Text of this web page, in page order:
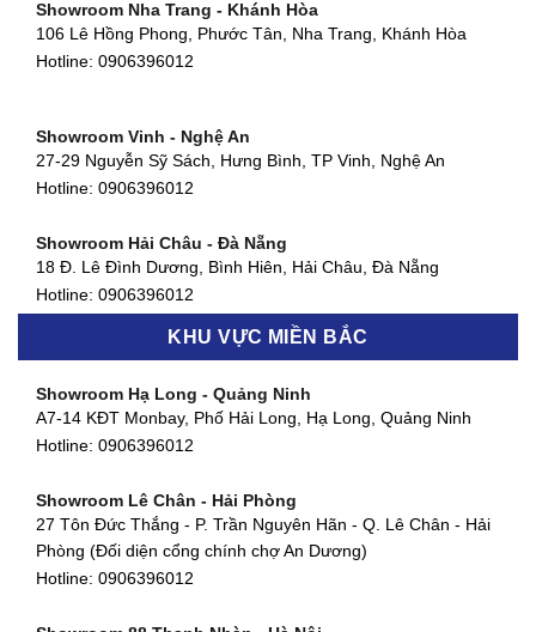
Showroom Quận 11 - TP. HCM
Showroom Quận 4 - TP. HCM
127 Khánh Hội, Phường 3, Quận 4,TP. HCM
Showroom Quận 7 - TP. HCM
877 Huỳnh Tấn Phát, Phú Thuận, Quận 7, TP HCM
Hotline:0906396012
580 Phan Văn Trị, Phường 7, Quận 5, TP HCM
Hotline:0906396012
90 Đ. Cộng Hòa, Phường 4, Tân Bình, TP HCM
Hotline:0906396012
Showroom Nha Trang - Khánh Hòa
106 Lê Hồng Phong, Phước Tân, Nha Trang, Khánh Hòa
Hotline: 0906396012
Showroom Vinh - Nghệ An
27-29 Nguyễn Sỹ Sách, Hưng Bình, TP Vinh, Nghệ An
Hotline: 0906396012
Showroom Hải Châu - Đà Nẵng
18 Đ. Lê Đình Dương, Bình Hiên, Hải Châu, Đà Nẵng
Hotline: 0906396012
Showroom Thanh Khê - Đà Nẵng
Hotline:0906396012
Showroom Cẩm Lệ - Đà Nẵng
Hotline:0906396012
Showroom Huế
54 Hùng Vương, Phú Hội, Thành phố Huế, Thừa Thiên Huế
KHU VỰC MIỀN BẮC
Showroom Hạ Long - Quảng Ninh
A7-14 KĐT Monbay, Phố Hải Long, Hạ Long, Quảng Ninh
Hotline: 0906396012
Showroom Lê Chân - Hải Phòng
27 Tôn Đức Thắng - P. Trần Nguyên Hãn - Q. Lê Chân - Hải
Phòng (Đối diện cổng chính chợ An Dương)
Hotline: 0906396012